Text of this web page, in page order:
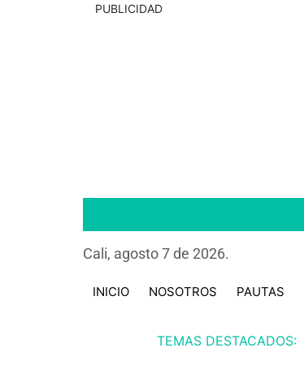
PUBLICIDAD
Cali, agosto 7 de 2026.
INICIO NOSOTROS PAUTAS
TEMAS DESTACADOS: